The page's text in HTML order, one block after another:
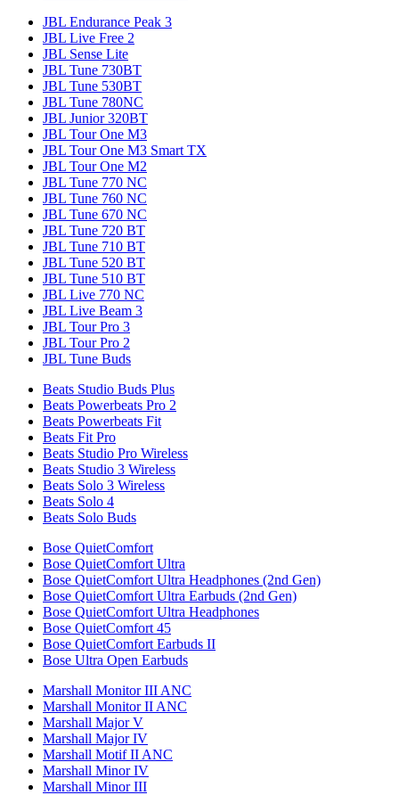
JBL Endurance Peak 3
JBL Live Free 2
JBL Sense Lite
JBL Tune 730BT
JBL Tune 530BT
JBL Tune 780NC
JBL Junior 320BT
JBL Tour One M3
JBL Tour One M3 Smart TX
JBL Tour One M2
JBL Tune 770 NC
JBL Tune 760 NC
JBL Tune 670 NC
JBL Tune 720 BT
JBL Tune 710 BT
JBL Tune 520 BT
JBL Tune 510 BT
JBL Live 770 NC
JBL Live Beam 3
JBL Tour Pro 3
JBL Tour Pro 2
JBL Tune Buds
Beats Studio Buds Plus
Beats Powerbeats Pro 2
Beats Powerbeats Fit
Beats Fit Pro
Beats Studio Pro Wireless
Beats Studio 3 Wireless
Beats Solo 3 Wireless
Beats Solo 4
Beats Solo Buds
Bose QuietComfort
Bose QuietComfort Ultra
Bose QuietComfort Ultra Headphones (2nd Gen)
Bose QuietComfort Ultra Earbuds (2nd Gen)
Bose QuietComfort Ultra Headphones
Bose QuietComfort 45
Bose QuietComfort Earbuds II
Bose Ultra Open Earbuds
Marshall Monitor III ANC
Marshall Monitor II ANC
Marshall Major V
Marshall Major IV
Marshall Motif II ANC
Marshall Minor IV
Marshall Minor III